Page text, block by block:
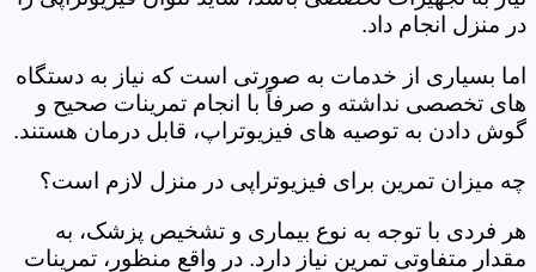
در منزل انجام داد.
اما بسیاری از خدمات به صورتی است که نیاز به دستگاه
های تخصصی نداشته و صرفاً با انجام تمرینات صحیح و
گوش دادن به توصیه های فیزیوتراپ، قابل درمان هستند.
چه میزان تمرین برای فیزیوتراپی در منزل لازم است؟
هر فردی با توجه به نوع بیماری و تشخیص پزشک، به
مقدار متفاوتی تمرین نیاز دارد. در واقع منظور، تمرینات